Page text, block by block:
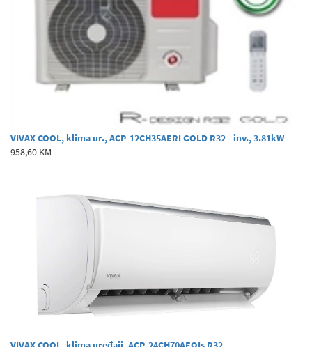
VIVAX COOL, klima ur., ACP-12CH35AERI GOLD R32 - inv., 3.81kW
958,60 KM